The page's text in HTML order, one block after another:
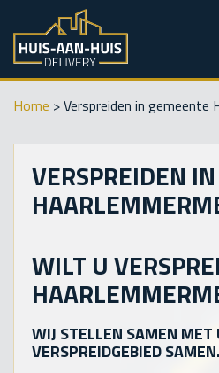
Home >Verspreiden in gemeente
VERSPREIDEN
WILT U
WIJ STELLEN SAMEN MET
VERSPREIDGEBIED SAMEN.